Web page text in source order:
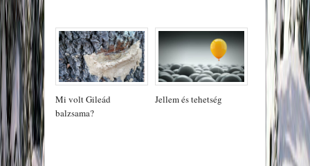
Mi volt Gileád
balzsama?
Jellem és tehetség